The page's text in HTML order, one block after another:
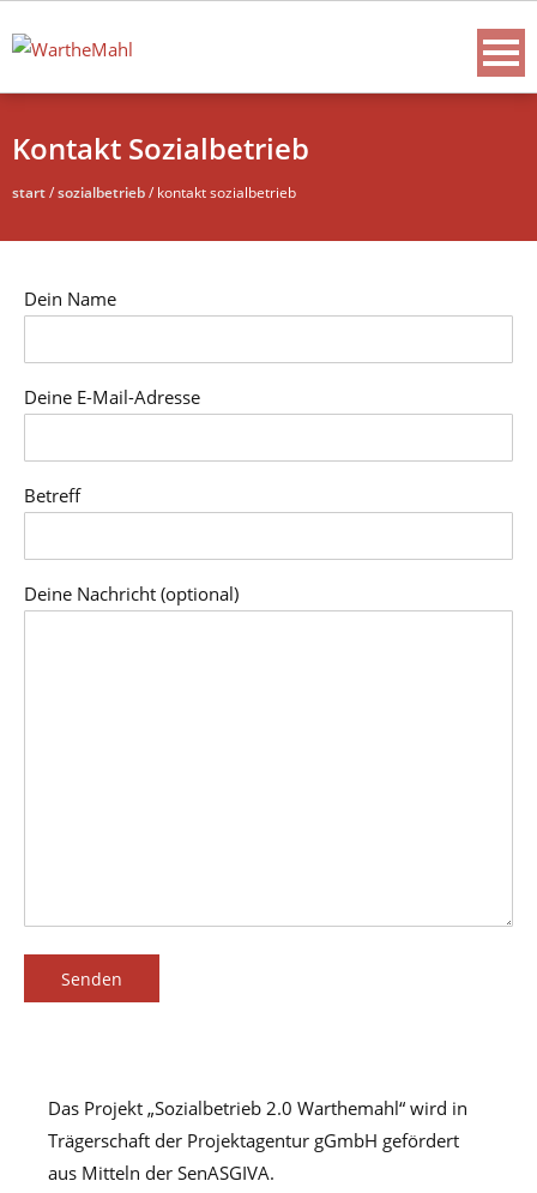
Kontakt Sozialbetrieb
start/sozialbetrieb/ kontakt sozialbetrieb
Dein Name
Deine E-Mail-Adresse
Betreff
Deine Nachricht (optional)
Das Projekt „Sozialbetrieb 2.0 Warthemahl“ wird in
Trägerschaft der Projektagentur gGmbH gefördert
aus Mitteln der SenASGIVA.